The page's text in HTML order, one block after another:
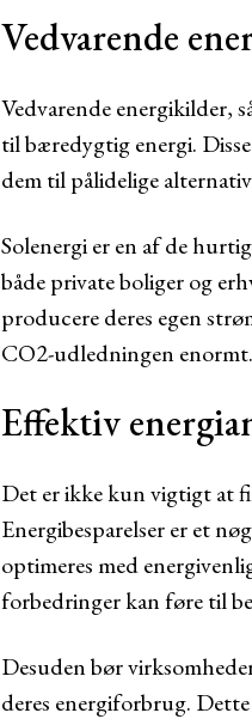
Vedvarende
Vedvarende energikilder,
til bæredygtig energi.
dem til pålidelige
Solenergi er en af de
både private boliger og
producere deres egen
CO2-udledningen enormt.
Effektiv
Det er ikke kun vigtigt at
Energibesparelser er et
optimeres med
forbedringer kan føre til
Desuden bør
deres energiforbrug.